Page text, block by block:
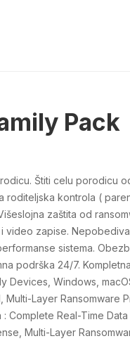
Pack
Štiti celu porodicu
roditeljska kontrola (
zaštita od
zapise.
sistema.
podrška 24/7.
Devices, Windows,
Multi-Layer Ransomware
Complete Real-Time
Multi-Layer